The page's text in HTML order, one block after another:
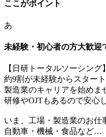
ここがポイント
あ
未経験・初心者の方大歓迎
【日研トータルソーシング
約9割が未経験からスター
製造業のキャリアを始めま
研修やOJTもあるので安心
いま、工場・製造業のお仕
自動車・機械・食品など…